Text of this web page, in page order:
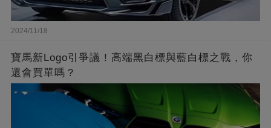
2024/11/18
寶馬新Logo引爭議！高端黑白標與藍白標之戰，你
還會買單嗎？